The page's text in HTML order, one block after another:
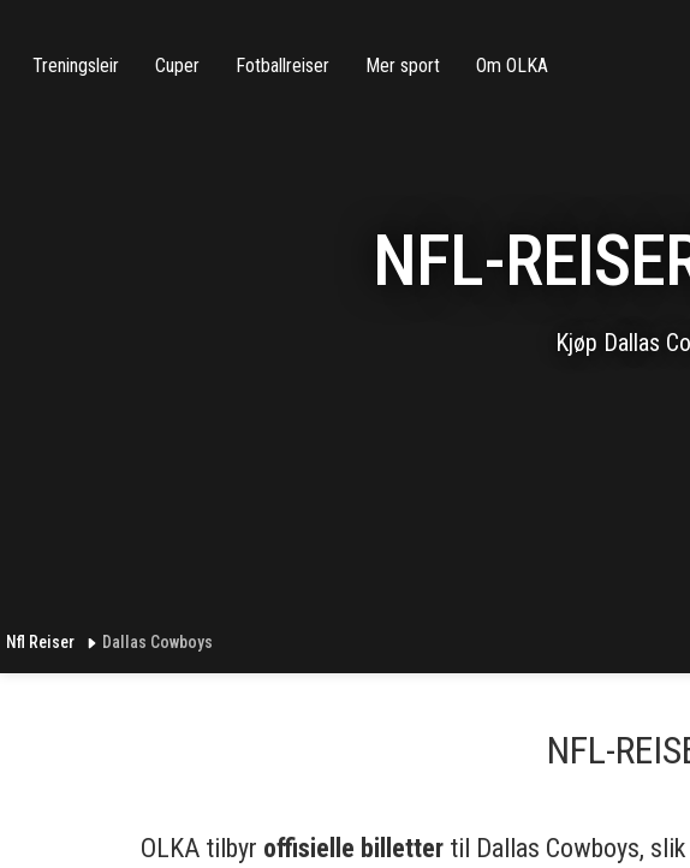
Treningsleir Cuper Fotballreiser Mer sport Om OLKA
NFL-
Kjøp Dallas
Nfl Reiser Dallas Cowboys
NFL-
OLKA tilbyr offisielle billetter til Dallas Cowboys,